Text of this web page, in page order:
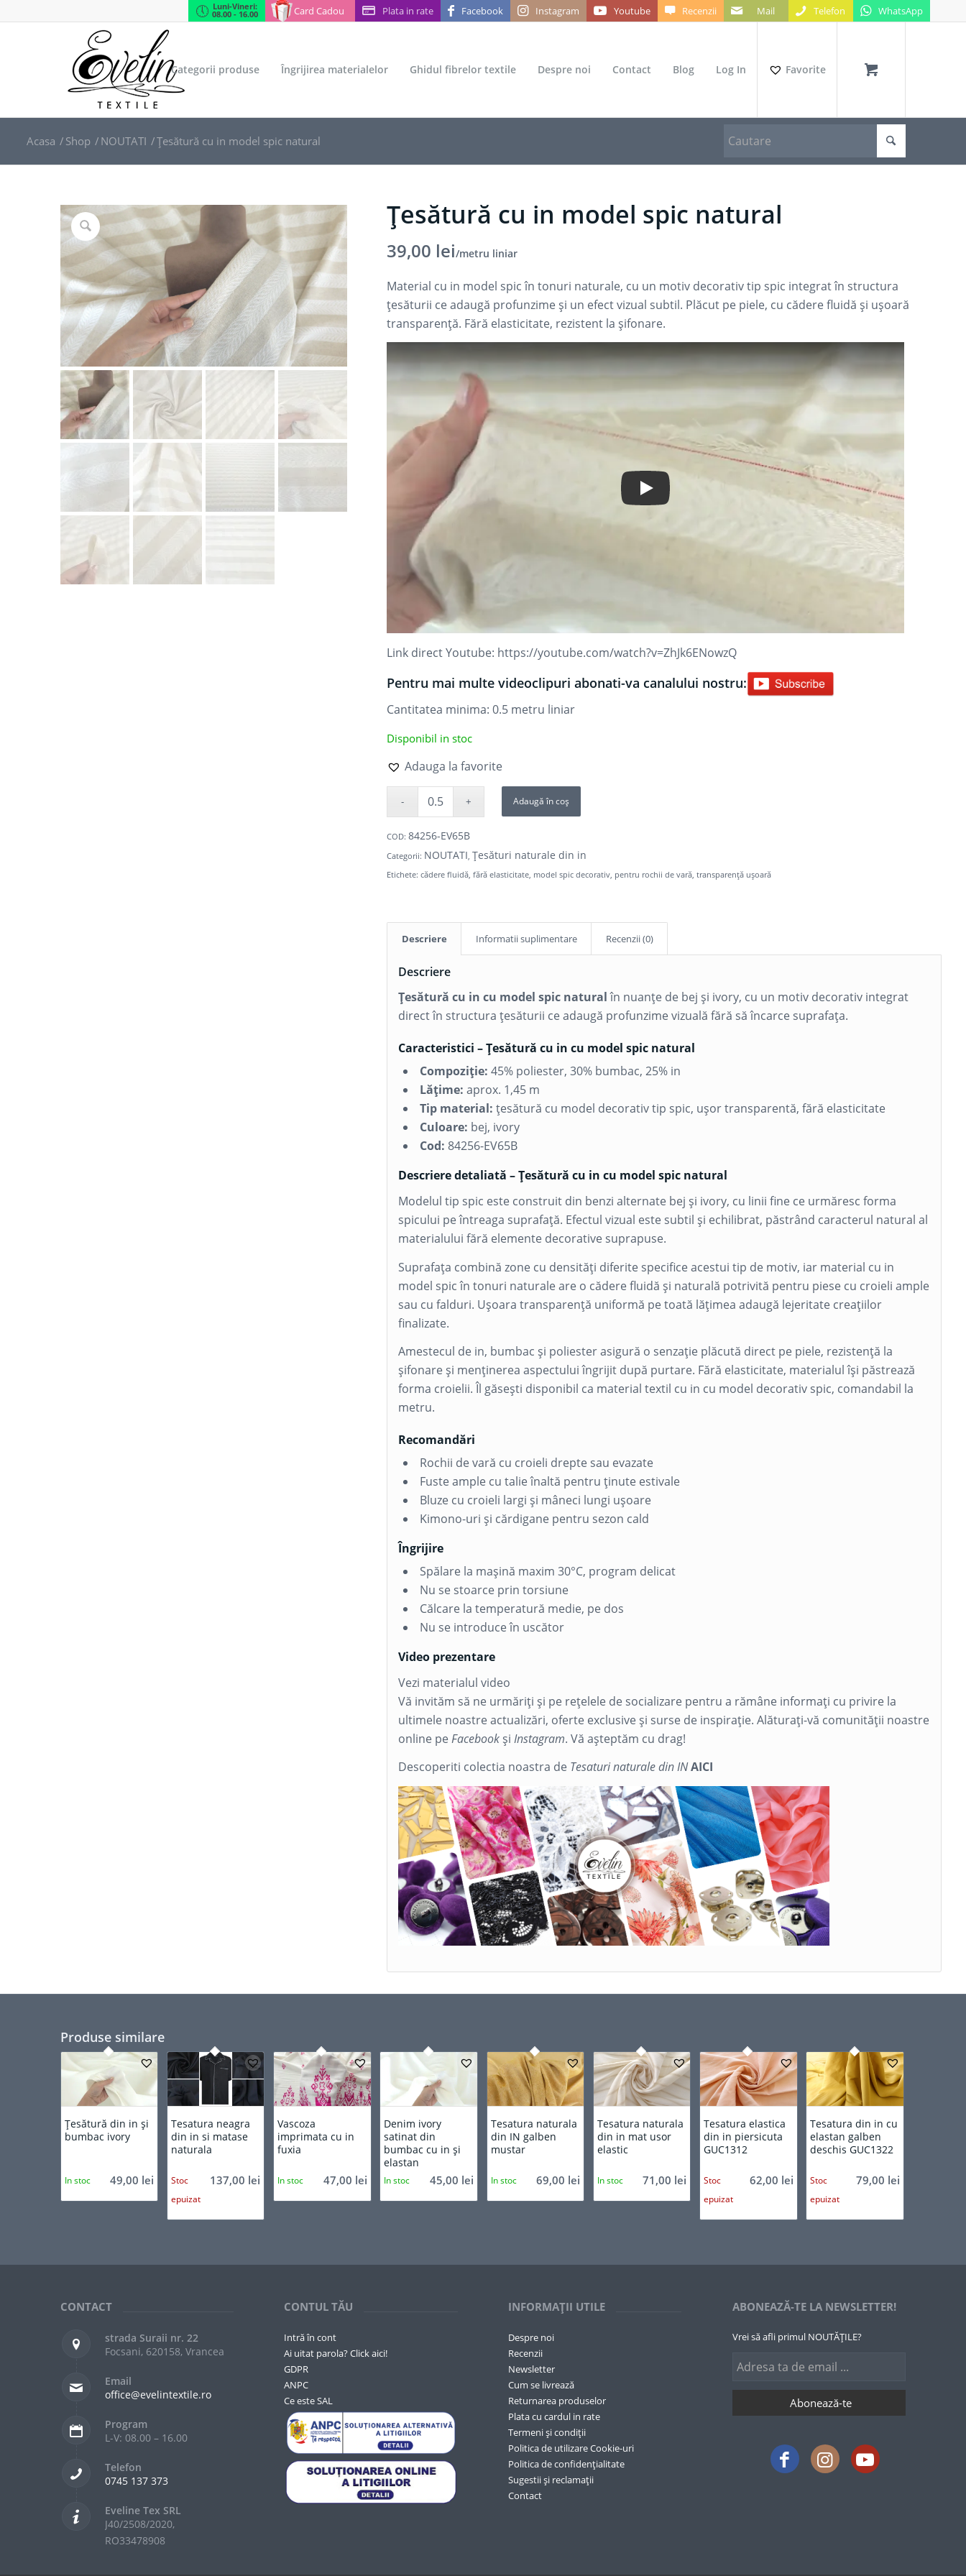
Card Cadou Plata in rate Facebook Instagram Youtube Recenzii Mail Telefon WhatsApp
Luni-Vineri:
08.00 - 16.00
Categorii produse Îngrijirea materialelor Ghidul fibrelor textile Despre noi Contact Blog Log In Favorite
Acasa / Shop / NOUTATI /Țesătură cu in model spic natural
Țesătură cu in model spic natural
39,00 lei/metru liniar
Material cu in model spic în tonuri naturale, cu un motiv decorativ tip spic integrat în structura
țesăturii ce adaugă profunzime și un efect vizual subtil. Plăcut pe piele, cu cădere fluidă și ușoară
transparență. Fără elasticitate, rezistent la șifonare.
Play Video
Link direct Youtube: https://youtube.com/watch?v=ZhJk6ENowzQ
Pentru mai multe videoclipuri abonati-va canalului nostru:
Cantitatea minima: 0.5 metru liniar
Disponibil in stoc
Adauga la favorite
Adaugă în coș
COD:84256-EV65B
Categorii: NOUTATI ,Țesături naturale din in
Etichete:cădere fluidă ,fără elasticitate model spic decorativ pentru rochii de vară ,transparență ușoară
Descriere Informatii suplimentare Recenzii (0)
Descriere
Țesătură cu in cu model spic naturalîn nuanțe de bej și ivory, cu un motiv decorativ integrat
direct în structura țesăturii ce adaugă profunzime vizuală fără să încarce suprafața.
Caracteristici – Țesătură cu in cu model spic natural
Compoziție: 45% poliester, 30% bumbac, 25% in
Lățime: aprox. 1,45 m
Tip material: țesătură cu model decorativ tip spic, ușor transparentă, fără elasticitate
Culoare: bej, ivory
Cod: 84256-EV65B
Descriere detaliată – Țesătură cu in cu model spic natural
Modelul tip spic este construit din benzi alternate bej și ivory, cu linii fine ce urmăresc forma
spicului pe întreaga suprafață. Efectul vizual este subtil și echilibrat, păstrând caracterul natural al
materialului fără elemente decorative suprapuse.
Suprafața combină zone cu densități diferite specifice acestui tip de motiv, iar material cu in
model spic în tonuri naturale are o cădere fluidă și naturală potrivită pentru piese cu croieli ample
sau cu falduri. Ușoara transparență uniformă pe toată lățimea adaugă lejeritate creațiilor
finalizate.
Amestecul de in, bumbac și poliesterasigură o senzație plăcută direct pe piele, rezistență la
șifonare și menținerea aspectului îngrijit după purtare. Fără elasticitate, materialul își păstrează
forma croielii. Îl găsești disponibil ca material textil cu in cu model decorativ spic, comandabil la
metru.
Recomandări
Rochii de vară cu croieli drepte sau evazate
Fuste ample cu talie înaltă pentru ținute estivale
Bluze cu croieli largi și mâneci lungi ușoare
Kimono-uri și cărdigane pentru sezon cald
Îngrijire
Spălare la mașină maxim 30°C, program delicat
Nu se stoarce prin torsiune
Călcare la temperatură medie, pe dos
Nu se introduce în uscător
Video prezentare
Vezi materialul video
Vă invităm să ne urmăriți și pe rețelele de socializare pentru a rămâne informați cu privire la
ultimele noastre actualizări, oferte exclusive și surse de inspirație. Alăturați-vă comunității noastre
online peFacebook șiInstagram. Vă așteptăm cu drag!
Descoperiti colectia noastra de Tesaturi naturale din INAICI
Produse similare
Țesătură din in și
bumbac ivory
49,00 lei
In stoc
Tesatura neagra
din in si matase
naturala
137,00 lei
Stoc
epuizat
Vascoza
imprimata cu in
fuxia
47,00 lei
In stoc
Denim ivory
satinat din
bumbac cu in și
elastan
45,00 lei
In stoc
Tesatura naturala
din IN galben
mustar
69,00 lei
In stoc
Tesatura naturala
din in mat usor
elastic
71,00 lei
In stoc
Tesatura elastica
din in piersicuta
GUC1312
62,00 lei
Stoc
epuizat
Tesatura din in cu
elastan galben
deschis GUC1322
79,00 lei
Stoc
epuizat
CONTACT
strada Suraii nr. 22
Focsani, 620158, Vrancea
Email
office@evelintextile.ro
Program
L-V: 08.00 – 16.00
Telefon
0745 137 373
Eveline Tex SRL
J40/2508/2020,
RO33478908
CONTUL TĂU
Intră în cont
Ai uitat parola? Click aici!
GDPR
ANPC
Ce este SAL
INFORMAȚII UTILE
Despre noi
Recenzii
Newsletter
Cum se livrează
Returnarea produselor
Plata cu cardul in rate
Termeni și condiții
Politica de utilizare Cookie-uri
Politica de confidențialitate
Sugestii și reclamații
Contact
ABONEAZĂ-TE LA NEWSLETTER!
Vrei să afli primul NOUTĂȚILE?